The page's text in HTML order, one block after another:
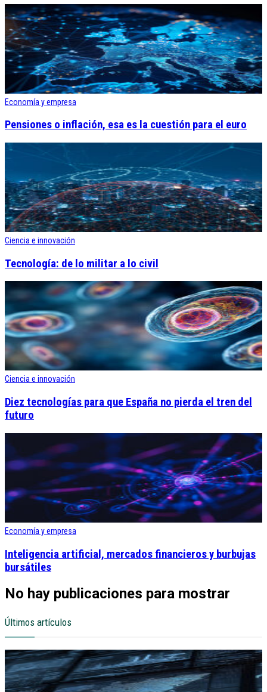
Economía y empresa
Pensiones o inflación, esa es la cuestión para el euro
Ciencia e innovación
Tecnología: de lo militar a lo civil
Ciencia e innovación
Diez tecnologías para que España no pierda el tren del
futuro
Economía y empresa
Inteligencia artificial, mercados financieros y burbujas
bursátiles
No hay publicaciones para mostrar
Últimos artículos